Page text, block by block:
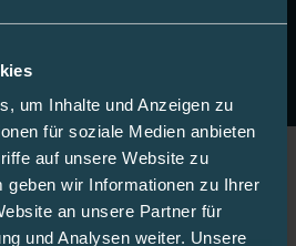
um Inhalte und Anzeigen zu
für soziale Medien anbieten
auf unsere Website zu
geben wir Informationen zu Ihrer
an unsere Partner für
und Analysen weiter. Unsere
im Wert von 10 Euro auf
anmelden
Fan werden!